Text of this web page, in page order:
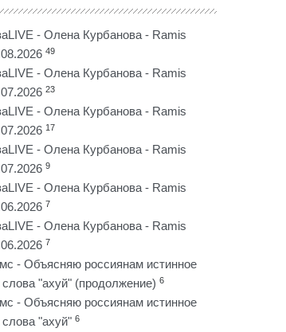
- Олена Курбанова - Ramis
49
- Олена Курбанова - Ramis
23
- Олена Курбанова - Ramis
17
- Олена Курбанова - Ramis
9
- Олена Курбанова - Ramis
7
- Олена Курбанова - Ramis
7
- Объясняю россиянам истинное
слова "ахуй" (продолжение) 6
- Объясняю россиянам истинное
"ахуй" 6